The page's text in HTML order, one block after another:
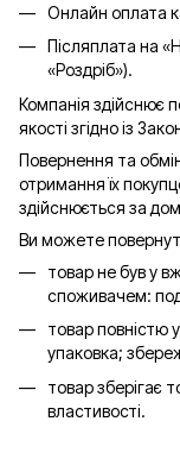
Онлайн оплата
Післяплата на
«Роздріб»).
Компанія здійснює
якості згідно із
Повернення та
отримання їх
здійснюється за
Ви можете
товар не був у
споживачем:
товар повністю
упаковка;
товар зберігає
властивості.